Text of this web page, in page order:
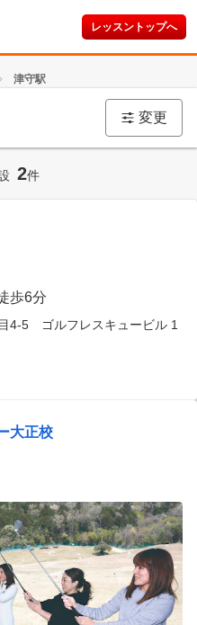
レッスントップへ
津守駅
変更
2件
歩6分
4-5 ゴルフレスキュービル 1
大正校